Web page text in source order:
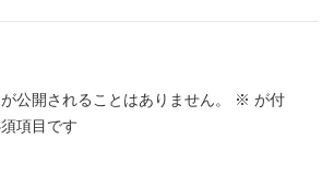
公開されることはありません。 ※ が付
項目です